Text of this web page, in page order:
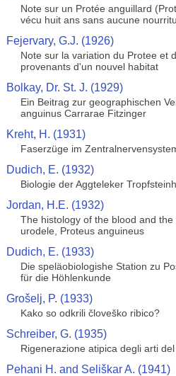
Note sur un Protée anguillard
vécu huit ans sans aucune
Fejervary, G.J. (1926)
Note sur la variation du Protee et
provenants d'un nouvel habitat
Bolkay, Dr. St. J. (1929)
Ein Beitrag zur geographischen
anguinus Carrarae Fitzinger
Kreht, H. (1931)
Faserzüge im
Dudich, E. (1932)
Biologie der Aggteleker
Jordan, H.E. (1932)
The histology of the blood and
urodele, Proteus anguineus
Dudich, E. (1933)
Die speläobiologishe Station zu
für die Höhlenkunde
Grošelj, P. (1933)
Kako so odkrili človeško ribico?
Schreiber, G. (1935)
Rigenerazione atipica degli arti
Pehani H. and Seliškar A. (1941)